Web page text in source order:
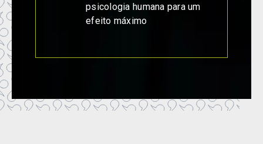
psicologia humana para um
efeito máximo